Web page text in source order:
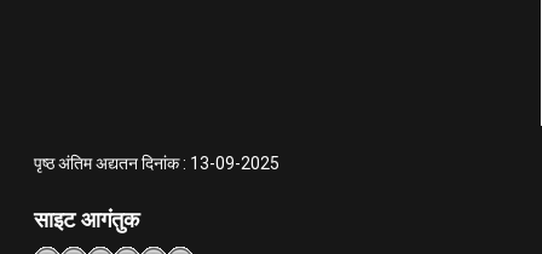
पृष्ठ अंतिम अद्यतन दिनांक : 13-09-2025
साइट आगंतुक